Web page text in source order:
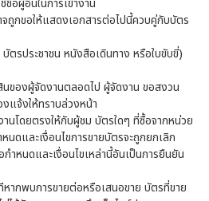
จถูกขอให้แสดงเอกสารต่อไปนี้ควบคู่กับบัตร
ตรประชาชน หนังสือเดินทาง หรือใบขับขี่)
ของผู้จัดงานตลอดไป ผู้จัดงาน ขอสงวน
แจ้งให้ทราบล่วงหน้า
นโดยตรงให้กับผู้ชม บัตรใดๆ ที่ซื้อจากหน่วย
นดและเงื่อนไขการขายบัตรจะถูกยกเลิก
ำหนดและเงื่อนไขเหล่านี้อันเป็นการยืนยัน
ากพบการขายต่อหรือเสนอขาย บัตรที่ขาย